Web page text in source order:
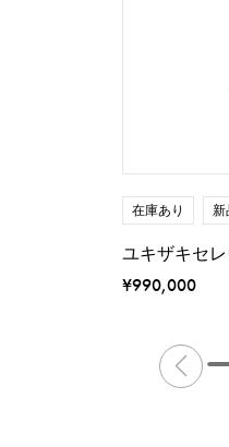
在庫あり 新
ユキザキセ
¥990,000